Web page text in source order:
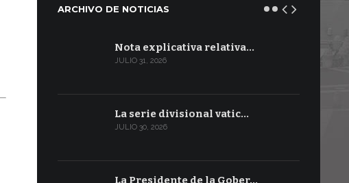
ARCHIVO DE NOTICIAS
Nota explicativa relativa…
JULIO 31, 2026
La serie divisional vatic…
JULIO 30, 2026
La Presidente de la Gober…